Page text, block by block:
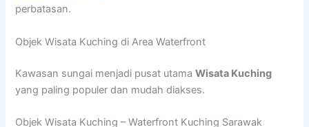
perbatasan.
Objek Wisata Kuching di Area Waterfront
Kawasan sungai menjadi pusat utamaWisata Kuching
yang paling populer dan mudah diakses.
Objek Wisata Kuching – Waterfront Kuching Sarawak